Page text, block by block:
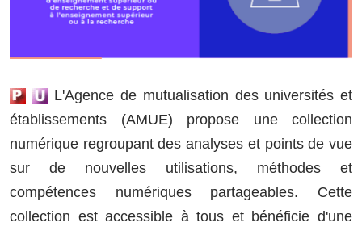
L'Agence de mutualisation des universités et
établissements (AMUE) propose une collection
numérique regroupant des analyses et points de vue
sur de nouvelles utilisations, méthodes et
compétences numériques partageables. Cette
collection est accessible à tous et bénéficie d'une